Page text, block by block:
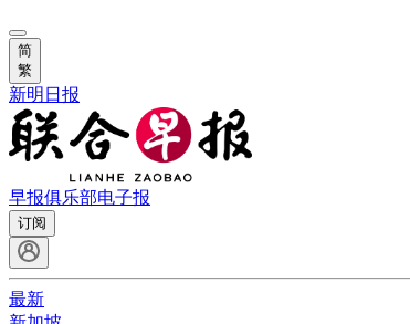
简
繁
新明日报
早报俱乐部电子报
订阅
最新